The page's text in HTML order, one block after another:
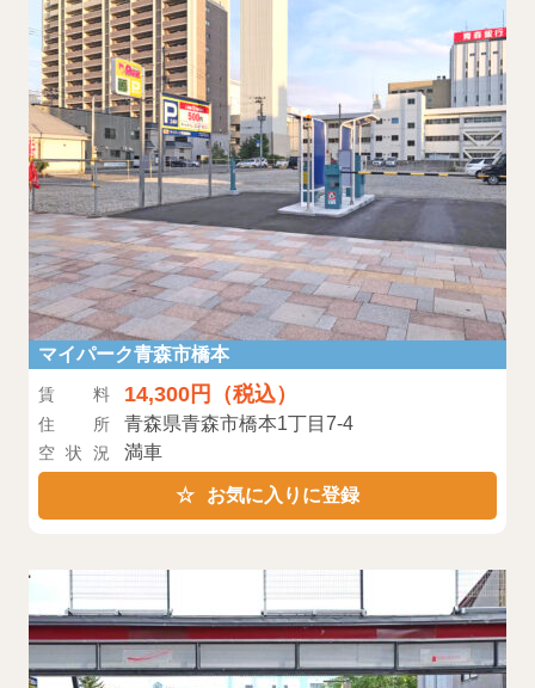
マイパーク青森市橋本
賃料 14,300円（税込）
住所 青森県青森市橋本1丁目7-4
空状況 満車
お気に入りに登録